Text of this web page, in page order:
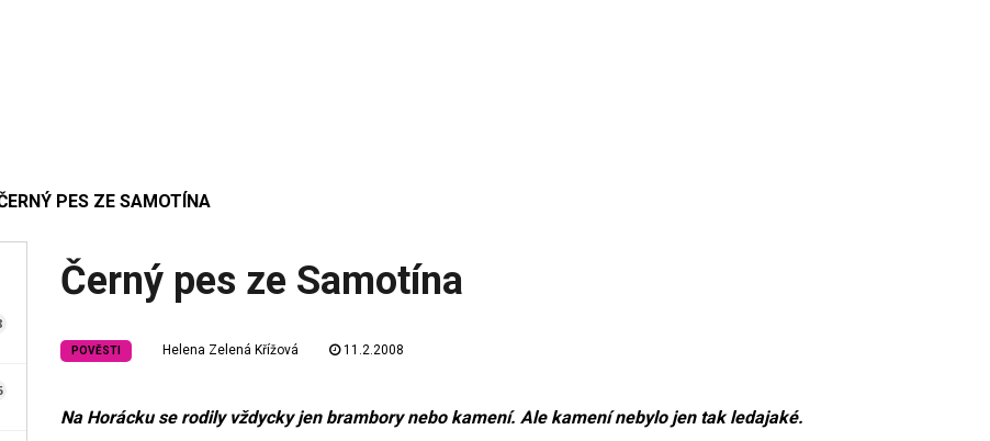
PES ZE SAMOTÍNA
Černý pes ze Samotína
POVĚSTI Helena Zelená Křížová 11.2.2008
Na Horácku se rodily vždycky jen brambory nebo kamení. Ale kamení nebylo jen tak ledajaké.